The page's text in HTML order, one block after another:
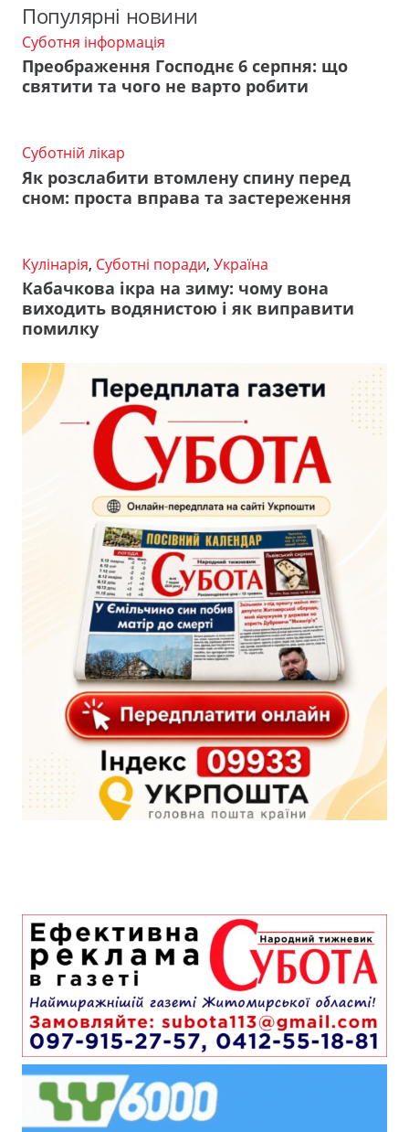
Популярні новини
Суботня інформація
Преображення Господнє 6 серпня: що
святити та чого не варто робити
Суботній лікар
Як розслабити втомлену спину перед
сном: проста вправа та застереження
Кулінарія, Суботні поради, Україна
Кабачкова ікра на зиму: чому вона
виходить водянистою і як виправити
помилку